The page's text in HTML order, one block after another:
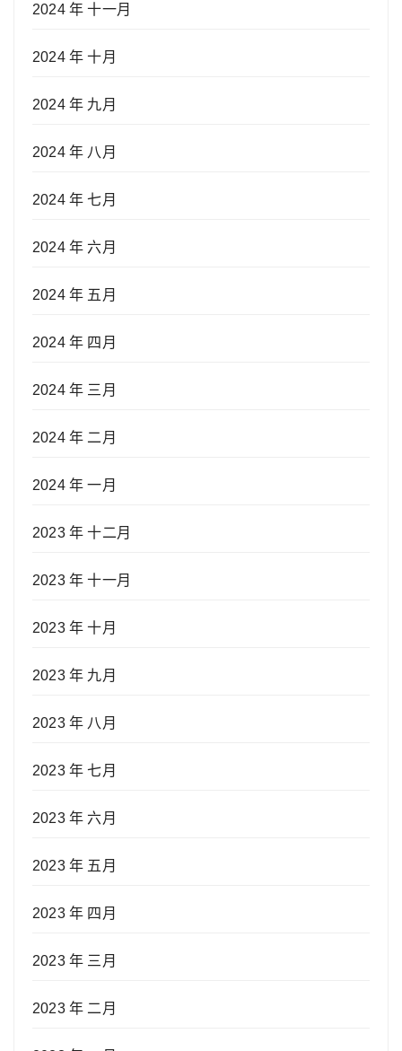
2024 年 十一月
2024 年 十月
2024 年 九月
2024 年 八月
2024 年 七月
2024 年 六月
2024 年 五月
2024 年 四月
2024 年 三月
2024 年 二月
2024 年 一月
2023 年 十二月
2023 年 十一月
2023 年 十月
2023 年 九月
2023 年 八月
2023 年 七月
2023 年 六月
2023 年 五月
2023 年 四月
2023 年 三月
2023 年 二月